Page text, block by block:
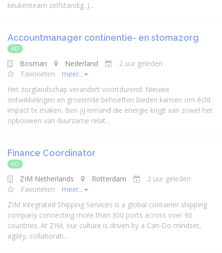
keukenteam zelfstandig. J...
Accountmanager continentie- en stomazorg
AD
Bosman Nederland
2 uur geleden
Favorieten
meer...
Het zorglandschap verandert voortdurend. Nieuwe
ontwikkelingen en groeiende behoeften bieden kansen om écht
impact te maken. Ben jij iemand die energie krijgt van zowel het
opbouwen van duurzame relat...
Finance Coordinator
AD
ZIM Netherlands Rotterdam
2 uur geleden
Favorieten
meer...
ZIM Integrated Shipping Services is a global container shipping
company connecting more than 300 ports across over 90
countries. At ZIM, our culture is driven by a Can-Do mindset,
agility, collaborati...